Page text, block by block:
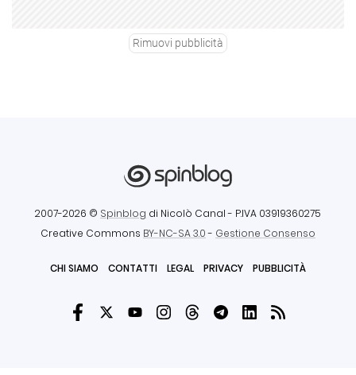
Rimuovi pubblicità
2007-2026 © Spinblog di Nicolò Canal - P.IVA 03919360275
Creative Commons BY-NC-SA 3.0- Gestione Consenso
CHI SIAMO CONTATTI LEGAL PRIVACY PUBBLICITÀ